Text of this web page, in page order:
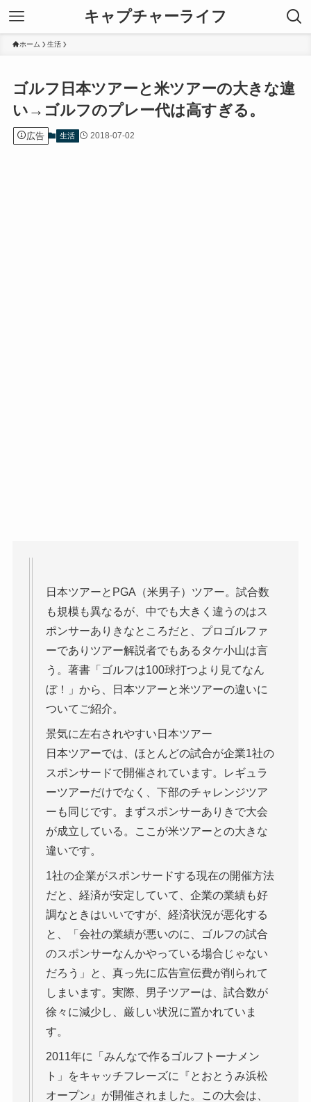
キャプチャーライフ
ホーム 生活
ゴルフ日本ツアーと米ツアーの大きな違
い→ゴルフのプレー代は高すぎる。
広告 生活 2018-07-02
日本ツアーとPGA（米男子）ツアー。試合数
も規模も異なるが、中でも大きく違うのはス
ポンサーありきなところだと、プロゴルファ
ーでありツアー解説者でもあるタケ小山は言
う。著書「ゴルフは100球打つより見てなん
ぼ！」から、日本ツアーと米ツアーの違いに
ついてご紹介。
景気に左右されやすい日本ツアー
日本ツアーでは、ほとんどの試合が企業1社の
スポンサードで開催されています。レギュラ
ーツアーだけでなく、下部のチャレンジツア
ーも同じです。まずスポンサーありきで大会
が成立している。ここが米ツアーとの大きな
違いです。
1社の企業がスポンサードする現在の開催方法
だと、経済が安定していて、企業の業績も好
調なときはいいですが、経済状況が悪化する
と、「会社の業績が悪いのに、ゴルフの試合
のスポンサーなんかやっている場合じゃない
だろう」と、真っ先に広告宣伝費が削られて
しまいます。実際、男子ツアーは、試合数が
徐々に減少し、厳しい状況に置かれていま
す。
2011年に「みんなで作るゴルフトーナメン
ト」をキャッチフレーズに『とおとうみ浜松
オープン』が開催されました。この大会は、